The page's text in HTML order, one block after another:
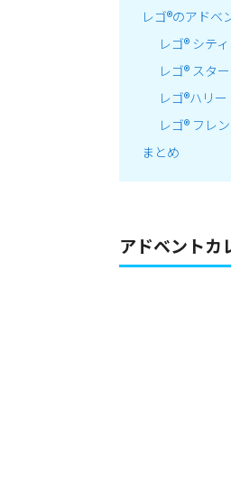
レゴ®のアドベ
レゴ® シテ
レゴ® スタ
レゴ®ハリ
レゴ® フレ
まとめ
アドベントカ